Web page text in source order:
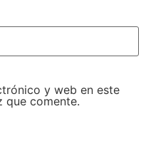
y web en este
que comente.